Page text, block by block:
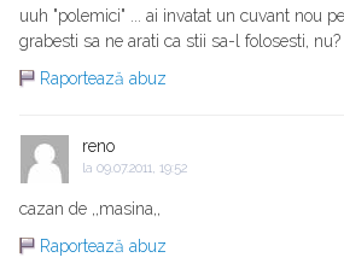
uuh "polemici" ... ai invatat un cuvant nou
grabesti sa ne arati ca stii sa-l folosesti, nu?
Raportează abuz
reno
la 09.07.2011, 19:52
cazan de ,,masina,,
Raportează abuz